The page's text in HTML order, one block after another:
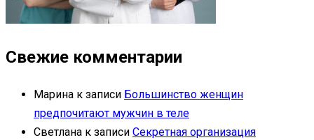
Свежие комментарии
Марина к записи Большинство женщин
предпочитают мужчин в теле
Светлана к записи Секретная организация